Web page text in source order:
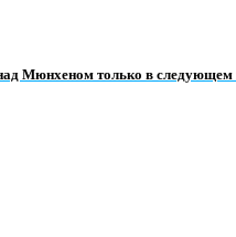
Мюнхеном только в следующем